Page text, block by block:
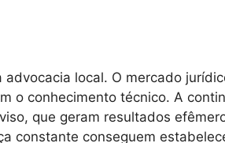
local. O mercado
o conhecimento técnico. A
que geram resultados
constante conseguem